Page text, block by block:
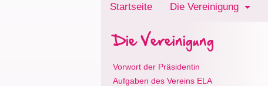
Startseite Die Vereinigung
Die Vereinigung
Vorwort der Präsidentin
Aufgaben des Vereins ELA